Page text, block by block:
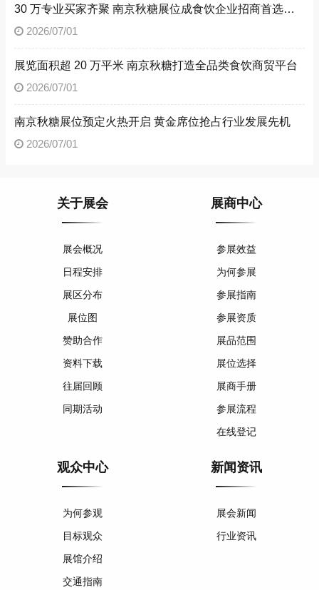
30 万专业买家齐聚 南京秋糖展位成食饮企业招商首选阵地
2026/07/01
展览面积超 20 万平米 南京秋糖打造全品类食饮商贸平台
2026/07/01
南京秋糖展位预定火热开启 黄金席位抢占行业发展先机
2026/07/01
关于展会
展会概况
日程安排
展区分布
展位图
赞助合作
资料下载
往届回顾
同期活动
展商中心
参展效益
为何参展
参展指南
参展资质
展品范围
展位选择
展商手册
参展流程
在线登记
观众中心
为何参观
目标观众
展馆介绍
交通指南
新闻资讯
展会新闻
行业资讯